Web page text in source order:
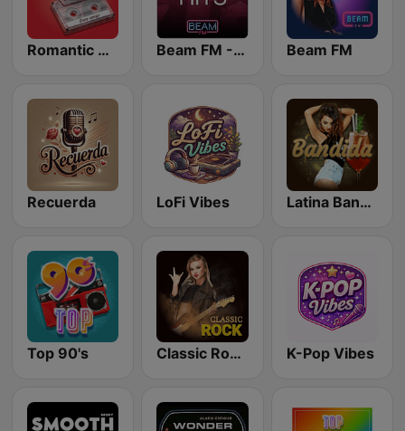
Romantic Vibes Beam FM - Adult Hits Beam FM
Recuerda LoFi Vibes Latina Bandida!
Top 90's Classic Rock Station K-Pop Vibes